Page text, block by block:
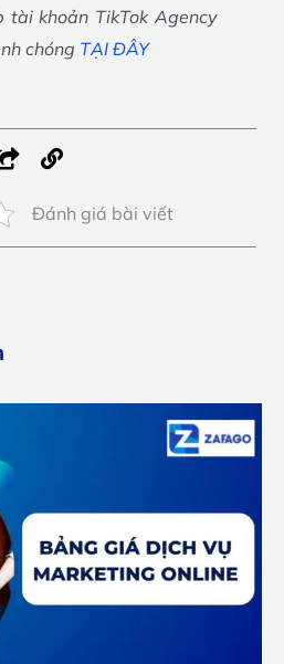
khoản TikTok Agency
chóng TẠI ĐÂY
Đánh giá bài viết